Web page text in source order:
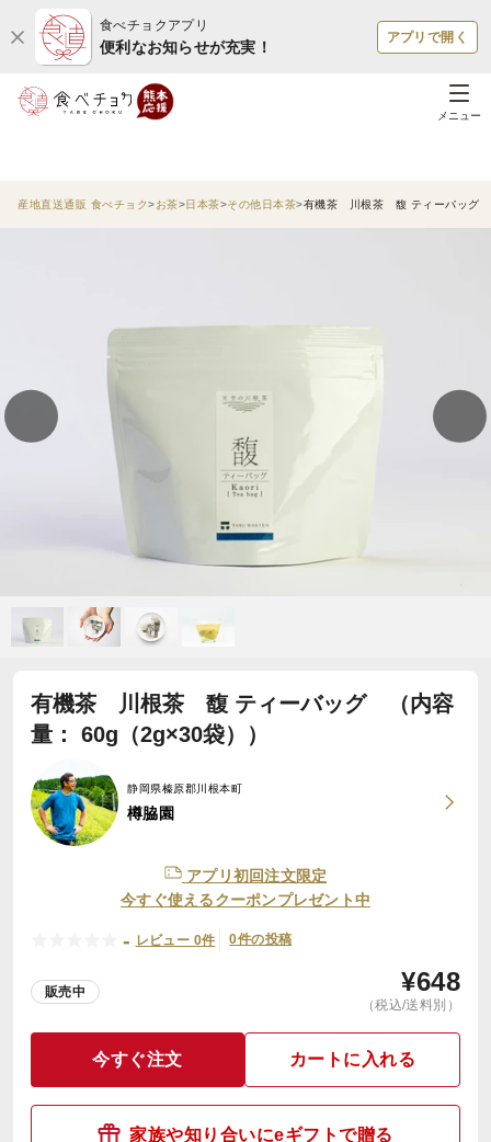
食べチョクアプリ
便利なお知らせが充実！
アプリで開く
メニュー
産地直送通販 食べチョク お茶 日本茶 その他日本茶 有機茶 川根茶 馥 ティーバッグ
有機茶 川根茶 馥 ティーバッグ （内容
量： 60g（2g×30袋））
静岡県榛原郡川根本町
樽脇園
アプリ初回注文限定
今すぐ使えるクーポンプレゼント中
- レビュー 0件 0件の投稿
販売中 ¥648
（税込/送料別）
今すぐ注文 カートに入れる
家族や知り合いにeギフトで贈る